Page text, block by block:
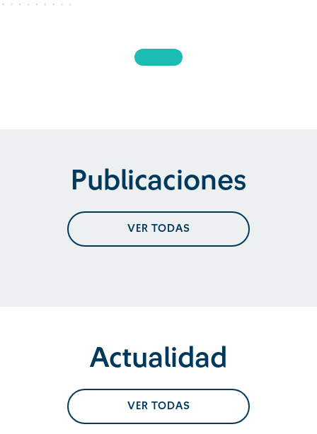
Publicaciones
VER TODAS
Actualidad
VER TODAS